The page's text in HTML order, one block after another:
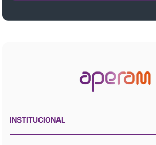
INSTITUCIONAL